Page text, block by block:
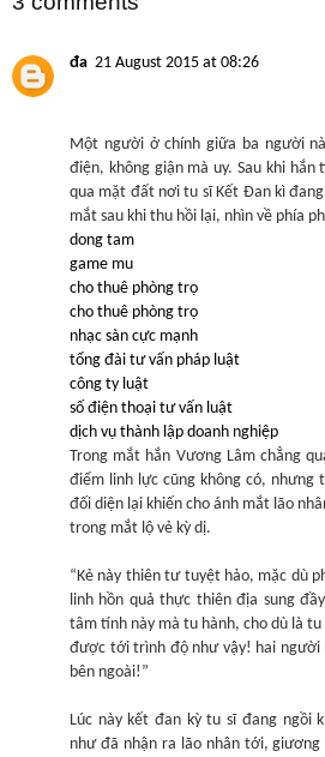
đa 21 August 2015 at 08:26
Một người ở chính giữa ba người
điện, không giận mà uy. Sau khi
qua mặt đất nơi tu sĩ Kết Đan kì
mắt sau khi thu hồi lại, nhìn về phía
dong tam
game mu
cho thuê phòng trọ
cho thuê phòng trọ
nhạc sàn cực mạnh
tổng đài tư vấn pháp luật
công ty luật
số điện thoại tư vấn luật
dịch vụ thành lập doanh nghiệp
Trong mắt hắn Vương Lâm chẳng
điểm linh lực cũng không có,
đối diện lại khiến cho ánh mắt lão
trong mắt lộ vẻ kỳ dị.
“Kẻ này thiên tư tuyệt hảo, mặc dù
linh hồn quả thực thiên địa sung
tâm tính này mà tu hành, cho dù là
được tới trình độ như vậy! hai người
bên ngoài!”
Lúc này kết đan kỳ tu sĩ đang ngồi
như đã nhận ra lão nhân tới,